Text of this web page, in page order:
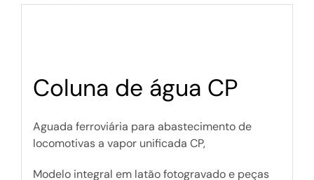
Coluna de água CP
Aguada ferroviária para abastecimento de
locomotivas a vapor unificada CP,
Modelo integral em latão fotogravado e peças